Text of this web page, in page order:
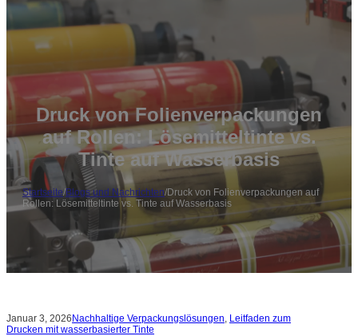
Druck von Folienverpackungen
auf Rollen: Lösemitteltinte vs.
Tinte auf Wasserbasis
Startseite/Blogs und Nachrichten/Druck von Folienverpackungen auf
Rollen: Lösemitteltinte vs. Tinte auf Wasserbasis
Januar 3, 2026Nachhaltige Verpackungslösungen, Leitfaden zum
Drucken mit wasserbasierter Tinte